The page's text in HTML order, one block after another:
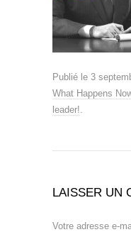
Publié le 3
What Happens
leader!.
LAISSER UN
Votre adresse e-